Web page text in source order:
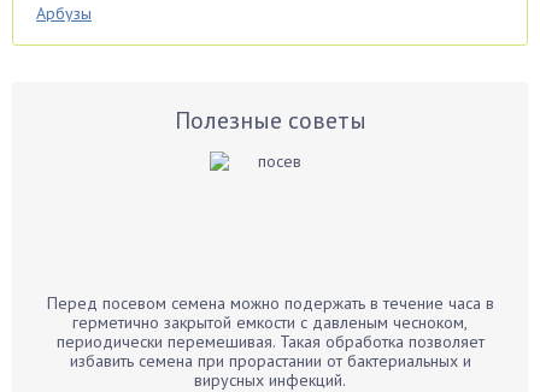
Арбузы
Аспарагус
Бархатцы
Бегония
Полезные советы
Перед посевом семена можно подержать в течение часа в
герметично закрытой емкости с давленым чесноком,
периодически перемешивая. Такая обработка позволяет
избавить семена при прорастании от бактериальных и
вирусных инфекций.